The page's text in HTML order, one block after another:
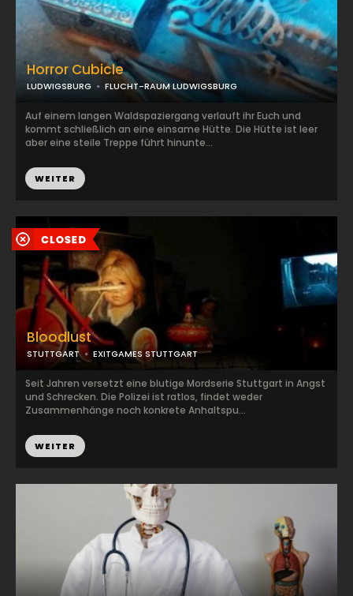
Horror Cubicle
LUDWIGSBURG FLUCHT-RAUM LUDWIGSBURG
Auf einem langen Waldspaziergang verlauft ihr Euch und
kommt schließlich an eine einsame Hütte. Die Hütte ist leer
aber eine steile Treppe führt hinunte...
WEITER
Bloodlust
STUTTGART EXITGAMES STUTTGART
Seit Jahren versetzt eine blutige Mordserie Stuttgart in Angst
und Schrecken. Die Polizei ist ratlos, findet weder
Zusammenhänge noch konkrete Anhaltspu...
WEITER